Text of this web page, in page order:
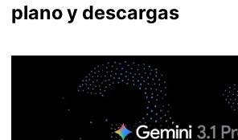
plano y descargas